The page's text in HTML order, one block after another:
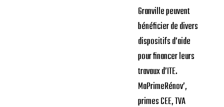
Granville peuvent
bénéficier de divers
dispositifs d’aide
pour financer leurs
travaux d’ITE.
MaPrimeRénov’,
primes CEE, TVA